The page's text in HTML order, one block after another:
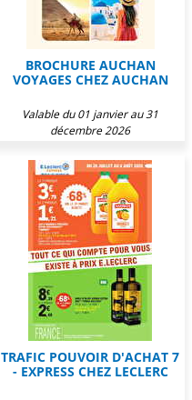
BROCHURE AUCHAN
VOYAGES CHEZ AUCHAN
Valable du 01 janvier au 31
décembre 2026
TRAFIC POUVOIR D'ACHAT 7
- EXPRESS CHEZ LECLERC